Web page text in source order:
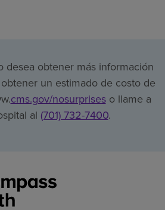
desea obtener más información
un estimado de costo de
cms.gov/nosurpriseso llame a
al (701) 732-7400.